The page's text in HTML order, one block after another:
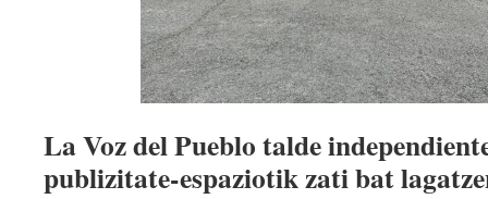
La Voz del Pueblo talde
publizitate-espaziotik zati bat